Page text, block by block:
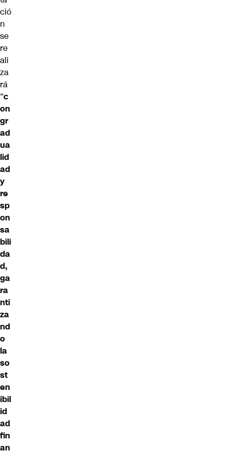
ció
n
se
re
ali
za
rá
“c
on
gr
ad
ua
lid
ad
y
re
sp
on
sa
bili
da
d,
ga
ra
nti
za
nd
o
la
so
st
en
ibil
id
ad
fin
an